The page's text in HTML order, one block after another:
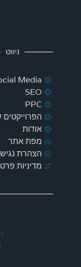
ניווט
Media
SEO
PPC
הפרוייקטים
אודות
מפת אתר
הצהרת
מדיניות